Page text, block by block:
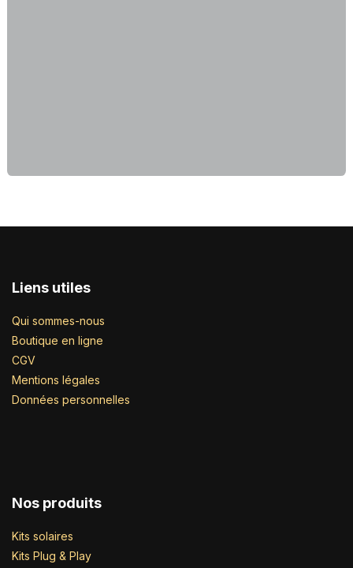
Liens utiles
Qui sommes-nous
Boutique en ligne
CGV
Mentions légales
Données personnelles
Nos produits
Kits solaires
Kits Plug & Play